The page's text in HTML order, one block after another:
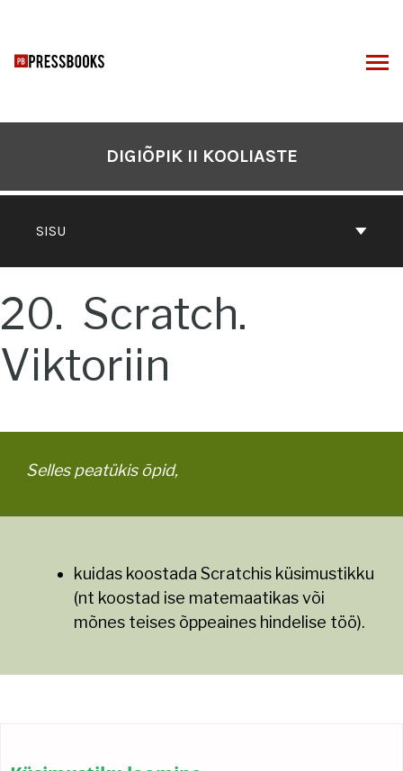
juurde
SISU
DIGIÕPIK II KOOLIASTE
20
Scratch.
Viktoriin
Selles peatükis õpid,
kuidas koostada Scratchis küsimustikku
(nt koostad ise matemaatikas või
mõnes teises õppeaines hindelise töö).